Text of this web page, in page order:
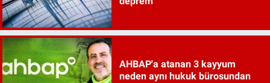
AHBAP'a atanan 3 kayyum
neden aynı hukuk bürosundan